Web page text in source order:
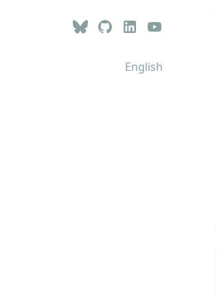
English